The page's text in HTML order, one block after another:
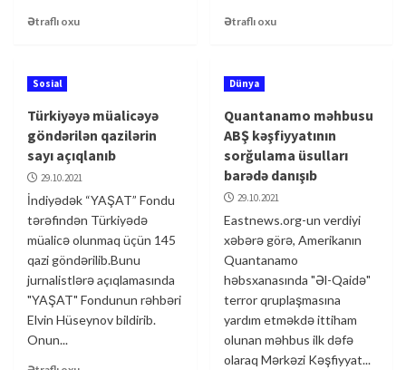
Ətraflı oxu Ətraflı oxu
Sosial
Türkiyəyə müalicəyə
göndərilən qazilərin
sayı açıqlanıb
29.10.2021
İndiyədək “YAŞAT” Fondu
tərəfindən Türkiyədə
müalicə olunmaq üçün 145
qazi göndərilib.Bunu
jurnalistlərə açıqlamasında
"YAŞAT" Fondunun rəhbəri
Elvin Hüseynov bildirib.
Onun...
Dünya
Quantanamo məhbusu
ABŞ kəşfiyyatının
sorğulama üsulları
barədə danışıb
29.10.2021
Eastnews.org-un verdiyi
xəbərə görə, Amerikanın
Quantanamo
həbsxanasında "Əl-Qaidə"
terror qruplaşmasına
yardım etməkdə ittiham
olunan məhbus ilk dəfə
olaraq Mərkəzi Kəşfiyyat...